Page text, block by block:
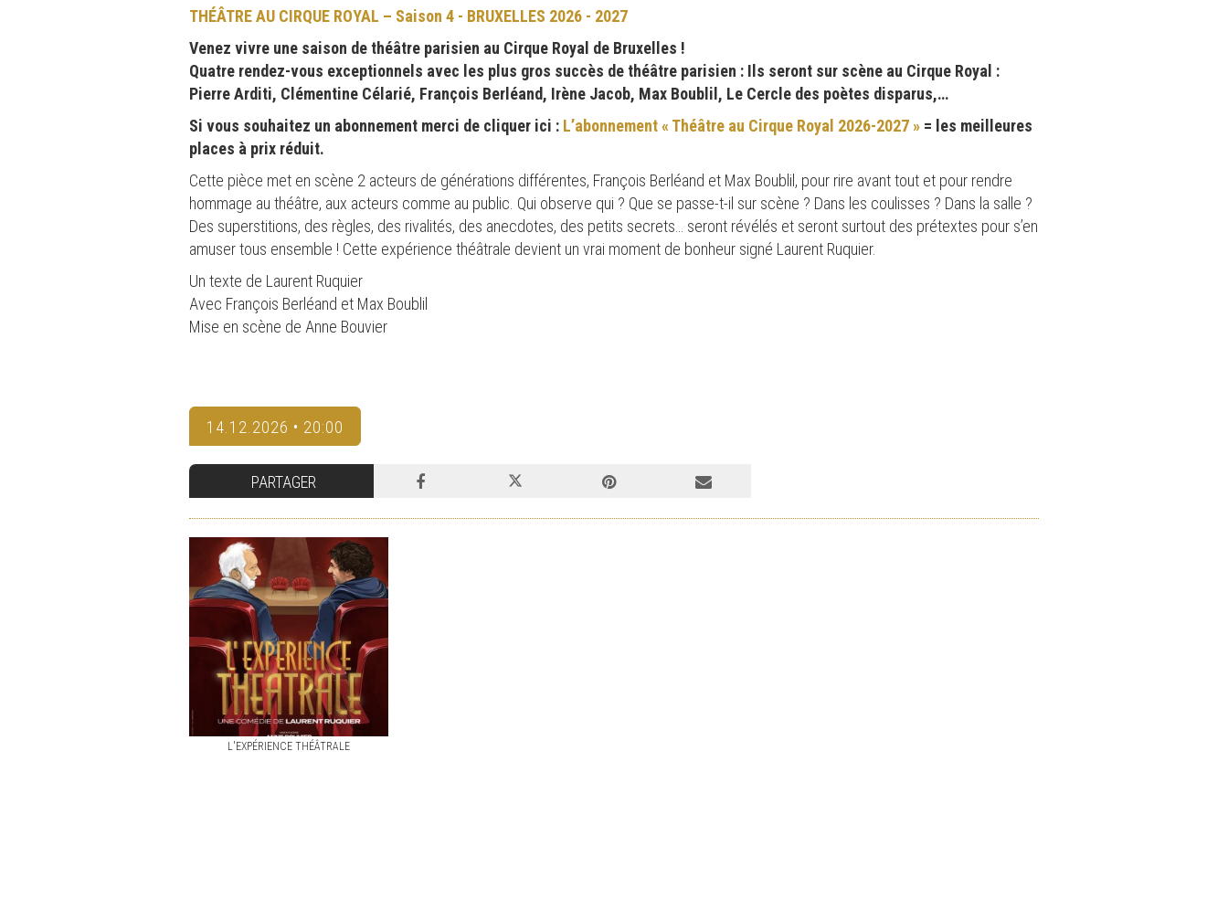
THÉÂTRE AU CIRQUE ROYAL – Saison 4 - BRUXELLES 2026 - 2027
Venez vivre une saison de théâtre parisien au Cirque Royal de Bruxelles !
Quatre rendez-vous exceptionnels avec les plus gros succès de théâtre parisien : Ils seront sur scène au Cirque Royal :
Pierre Arditi, Clémentine Célarié, François Berléand, Irène Jacob, Max Boublil, Le Cercle des poètes disparus,…
Si vous souhaitez un abonnement merci de cliquer ici : L’abonnement « Théâtre au Cirque Royal 2026-2027 » = les meilleures
places à prix réduit.
Cette pièce met en scène 2 acteurs de générations différentes, François Berléand et Max Boublil, pour rire avant tout et pour rendre
hommage au théâtre, aux acteurs comme au public. Qui observe qui ? Que se passe-t-il sur scène ? Dans les coulisses ? Dans la salle ?
Des superstitions, des règles, des rivalités, des anecdotes, des petits secrets… seront révélés et seront surtout des prétextes pour s’en
amuser tous ensemble ! Cette expérience théâtrale devient un vrai moment de bonheur signé Laurent Ruquier.
Un texte de Laurent Ruquier
Avec François Berléand et Max Boublil
Mise en scène de Anne Bouvier
14.12.2026 • 20:00
PARTAGER
L'EXPÉRIENCE THÉÂTRALE